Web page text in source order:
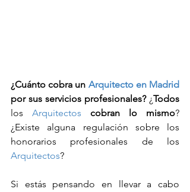
¿Cuánto cobra un Arquitecto en Madrid
por sus servicios profesionales? ¿Todos
los Arquitectos cobran lo mismo?
¿Existe alguna regulación sobre los
Arquitectos?
Si estás pensando en llevar a cabo